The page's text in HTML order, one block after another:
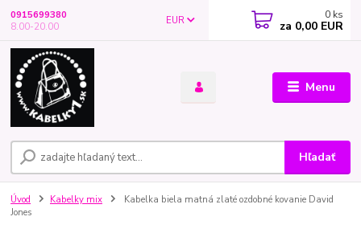
Menu
EUR
Hľadať
0915699380
8.00-20.00
0 ks
za 0,00 EUR
Úvod Kabelky mix
Kabelka biela matná zlaté ozdobné kovanie David
Jones